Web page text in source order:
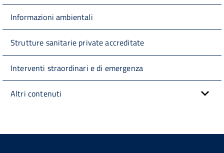
Informazioni ambientali
Strutture sanitarie private accreditate
Interventi straordinari e di emergenza
Altri contenuti